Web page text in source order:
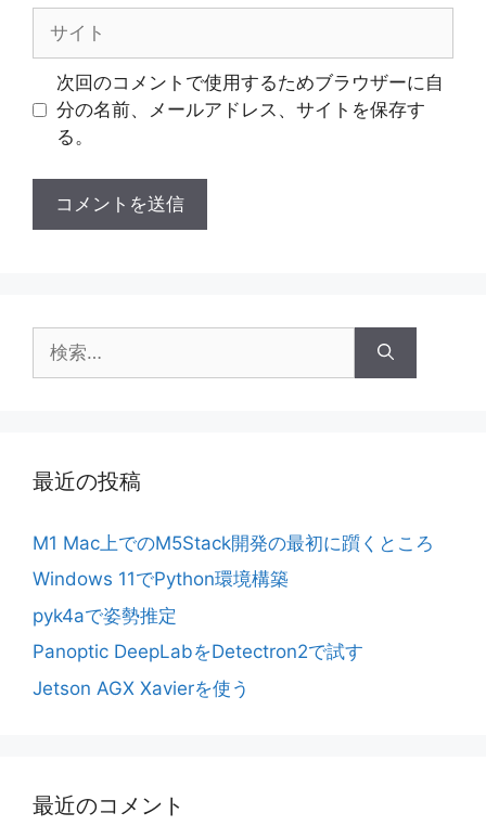
ル
次回のコメントで使用するためブラウザーに自
分の名前、メールアドレス、サイトを保存す
る。
索:
最近の投稿
M1 Mac上でのM5Stack開発の最初に躓くところ
Windows 11でPython環境構築
pyk4aで姿勢推定
Panoptic DeepLabをDetectron2で試す
Jetson AGX Xavierを使う
最近のコメント